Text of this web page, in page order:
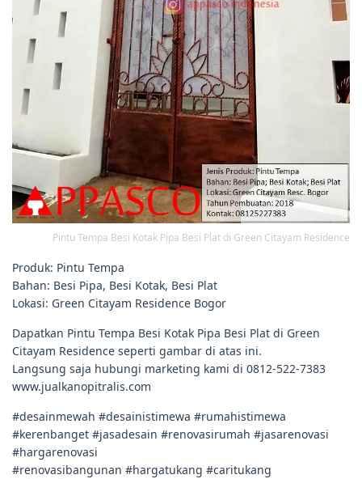
Pintu Tempa Besi Kotak Pipa Besi Plat di Green Citayam Residence
Produk: Pintu Tempa
Bahan: Besi Pipa, Besi Kotak, Besi Plat
Lokasi: Green Citayam Residence Bogor
Dapatkan Pintu Tempa Besi Kotak Pipa Besi Plat di Green
Citayam Residence seperti gambar di atas ini.
Langsung saja hubungi marketing kami di 0812-522-7383
www.jualkanopitralis.com
#desainmewah #desainistimewa #rumahistimewa
#kerenbanget #jasadesain #renovasirumah #jasarenovasi
#hargarenovasi
#renovasibangunan #hargatukang #caritukang